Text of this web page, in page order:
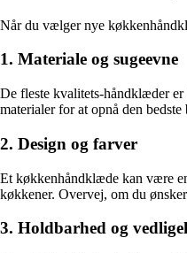
Når du vælger nye
1. Materiale og sugeevne
De fleste kvalitets-håndklæder
materialer for at opnå den
2. Design og farver
Et køkkenhåndklæde kan være
køkkener. Overvej, om du
3. Holdbarhed og